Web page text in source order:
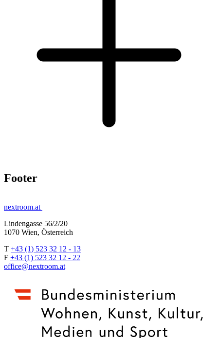
Footer
nextroom.at
Lindengasse 56/2/20
1070 Wien, Österreich
T +43 (1) 523 32 12 - 13
F +43 (1) 523 32 12 - 22
office@nextroom.at